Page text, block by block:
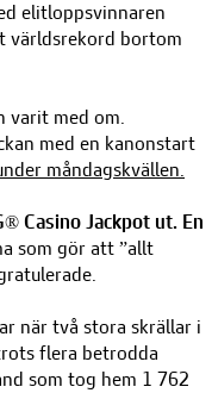
elitloppsvinnaren
världsrekord bortom
varit med om.
med en kanonstart
måndagskvällen.
Casino Jackpot ut. En
som gör att ”allt
när två stora skrällar i
flera betrodda
som tog hem 1 762